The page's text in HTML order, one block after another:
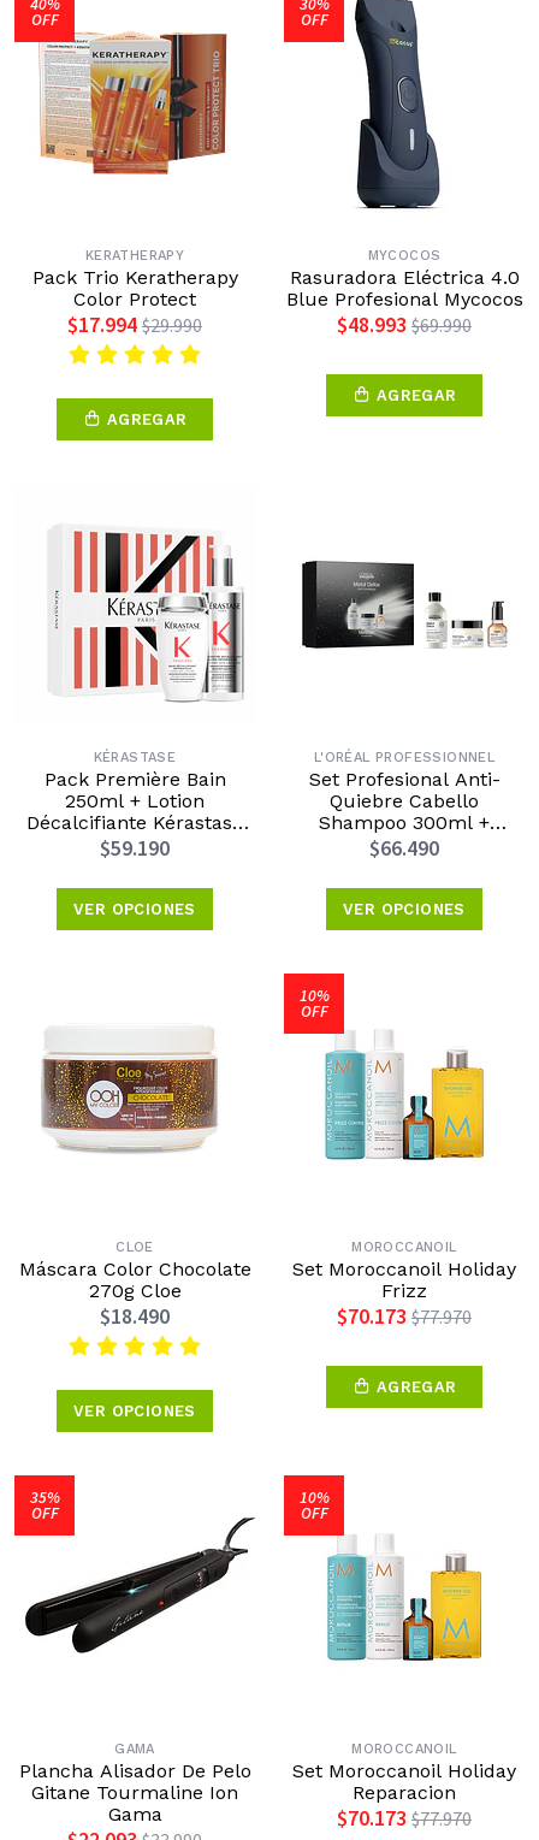
40%
OFF
KERATHERAPY
Pack Trio Keratherapy
Color Protect
$17.994 $29.990
AGREGAR
30%
OFF
MYCOCOS
Rasuradora Eléctrica 4.0
Blue Profesional Mycocos
$48.993 $69.990
AGREGAR
KÉRASTASE
Pack Première Bain
250ml + Lotion
Décalcifiante Kérastase
Edición Día de la Madre
$59.190
VER OPCIONES
L'ORÉAL PROFESSIONNEL
Set Profesional Anti-
Quiebre Cabello
Shampoo 300ml +
Máscara 250ml + Aceite
Concentrado 50ml Metal
Detox
$66.490
VER OPCIONES
CLOE
Máscara Color Chocolate
270g Cloe
$18.490
VER OPCIONES
10%
OFF
MOROCCANOIL
Set Moroccanoil Holiday
Frizz
$70.173 $77.970
AGREGAR
35%
OFF
GAMA
Plancha Alisador De Pelo
Gitane Tourmaline Ion
Gama
10%
OFF
MOROCCANOIL
Set Moroccanoil Holiday
Reparacion
$70.173 $77.970